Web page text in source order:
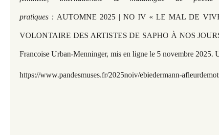
pratiques : AUTOMNE 2025 | NO IV « LE MAL DE
VOLONTAIRE DES ARTISTES DE SAPHO À NOS
Francoise Urban-Menninger, mis en ligne le 5 novembre 2025.
https://www.pandesmuses.fr/2025noiv/ebiedermann-